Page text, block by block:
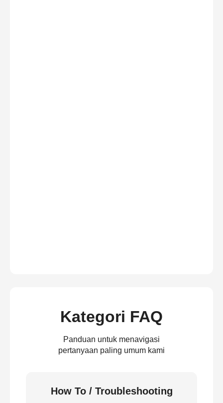
Kategori FAQ
Panduan untuk menavigasi
pertanyaan paling umum kami
How To / Troubleshooting